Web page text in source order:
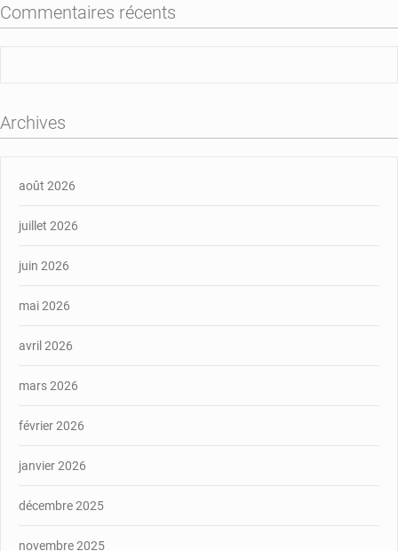
Commentaires récents
Archives
août 2026
juillet 2026
juin 2026
mai 2026
avril 2026
mars 2026
février 2026
janvier 2026
décembre 2025
novembre 2025